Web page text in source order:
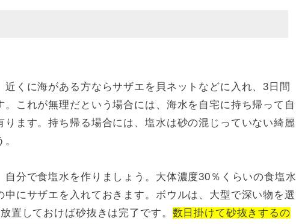
くに海がある方ならサザエを貝ネットなどに入れ、3日間
これが無理だという場合には、海水を自宅に持ち帰って自
ます。持ち帰る場合には、塩水は砂の混じっていない綺麗
分で食塩水を作りましょう。大体濃度30％くらいの食塩水
中にサザエを入れておきます。ボウルは、大型で深い物を選
置しておけば砂抜きは完了です。 数日掛けて砂抜きするの